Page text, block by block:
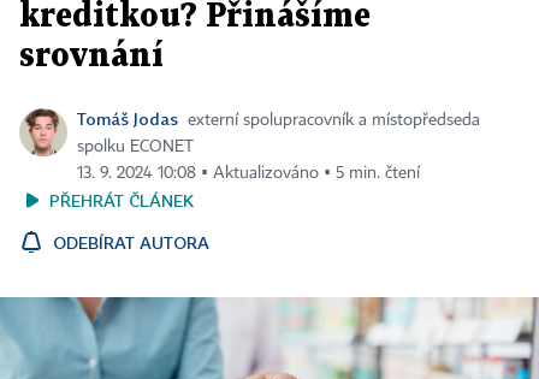
kreditkou? Přinášíme
srovnání
Tomáš Jodas externí spolupracovník a místopředseda
spolku ECONET
13. 9. 2024 10:08 ▪ Aktualizováno ▪ 5 min. čtení
PŘEHRÁT ČLÁNEK
ODEBÍRAT AUTORA